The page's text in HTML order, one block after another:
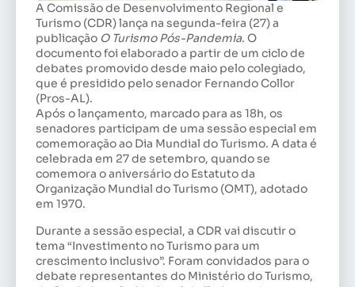
A Comissão de Desenvolvimento Regional e
Turismo (CDR) lança na segunda-feira (27) a
publicação O Turismo Pós-Pandemia. O
documento foi elaborado a partir de um ciclo de
debates promovido desde maio pelo colegiado,
que é presidido pelo senador Fernando Collor
(Pros-AL).
Após o lançamento, marcado para as 18h, os
senadores participam de uma sessão especial em
comemoração ao Dia Mundial do Turismo. A data é
celebrada em 27 de setembro, quando se
comemora o aniversário do Estatuto da
Organização Mundial do Turismo (OMT), adotado
em 1970.
Durante a sessão especial, a CDR vai discutir o
tema “Investimento no Turismo para um
crescimento inclusivo”. Foram convidados para o
debate representantes do Ministério do Turismo,